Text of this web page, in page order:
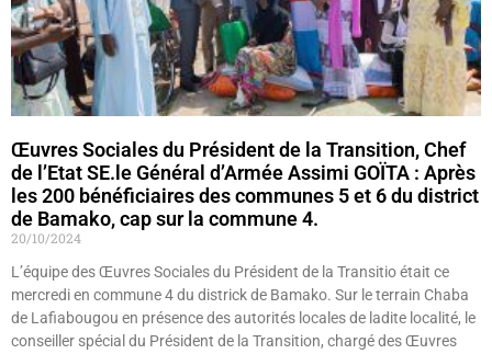
Œuvres Sociales du Président de la Transition, Chef
de l’Etat SE.le Général d’Armée Assimi GOÏTA : Après
les 200 bénéficiaires des communes 5 et 6 du district
de Bamako, cap sur la commune 4.
20/10/2024
L’équipe des Œuvres Sociales du Président de la Transitio était ce
mercredi en commune 4 du districk de Bamako. Sur le terrain Chaba
de Lafiabougou en présence des autorités locales de ladite localité, le
conseiller spécial du Président de la Transition, chargé des Œuvres